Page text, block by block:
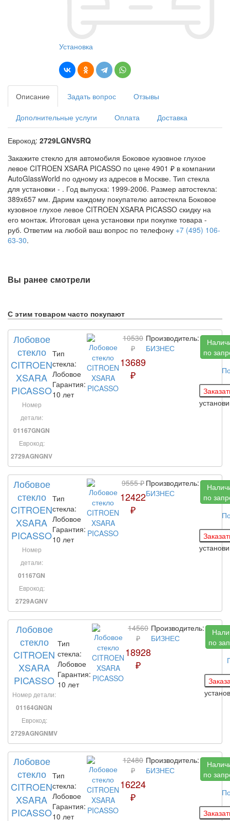
Установка
Описание Задать вопрос Отзывы
Дополнительные услуги Оплата Доставка
Еврокод: 2729LGNV5RQ
Закажите стекло для автомобиля Боковое кузовное глухое
левое CITROEN XSARA PICASSO по цене 4901 ₽ в компании
AutoGlassWorld по одному из адресов в Москве. Тип стекла
для установки - . Год выпуска: 1999-2006. Размер автостекла:
389x657 мм. Дарим каждому покупателю автостекла Боковое
кузовное глухое левое CITROEN XSARA PICASSO скидку на
его монтаж. Итоговая цена установки при покупке товара -
руб. Ответим на любой ваш вопрос по телефону +7 (495) 106-
63-30.
Вы ранее смотрели
С этим товаром часто покупают
Лобовое
стекло
CITROEN
XSARA
PICASSO
Номер
детали:
01167GNGN
Еврокод:
2729AGNGNV
Тип
стекла:
Лобовое
Гарантия:
10 лет
10530
₽
13689
₽
Производитель:
БИЗНЕС
по
Лобовое
стекло
CITROEN
XSARA
PICASSO
Номер
детали:
01167GN
Еврокод:
2729AGNV
Тип
стекла:
Лобовое
Гарантия:
10 лет
9555 ₽
12422
₽
Производитель:
БИЗНЕС
по
Лобовое
стекло
CITROEN
XSARA
PICASSO
Номер детали:
01164GNGN
Еврокод:
2729AGNGNMV
Тип
стекла:
Лобовое
Гарантия:
10 лет
14560
₽
18928
₽
Производитель:
БИЗНЕС
по
Лобовое
стекло
CITROEN
XSARA
PICASSO
Тип
стекла:
Лобовое
Гарантия:
10 лет
12480
₽
16224
₽
Производитель:
БИЗНЕС
по